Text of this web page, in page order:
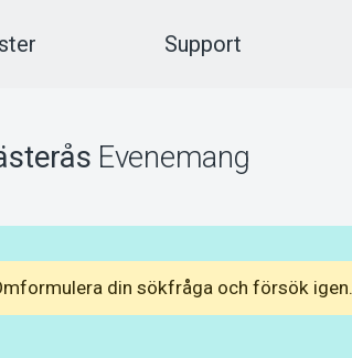
Support
Evenemang
din sökfråga och försök igen.